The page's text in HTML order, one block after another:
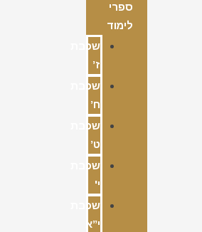
ספרי
לימוד
שכבת
ז’
שכבת
ח’
שכבת
ט’
שכבת
י'
שכבת
י”א